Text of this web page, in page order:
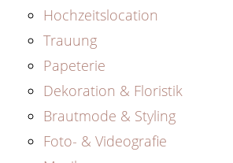
Hochzeitslocation
Trauung
Papeterie
Dekoration & Floristik
Brautmode & Styling
Foto- & Videografie